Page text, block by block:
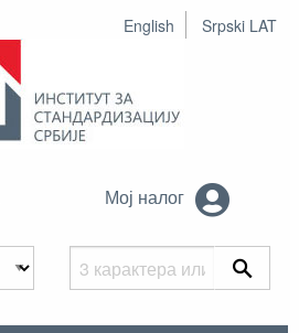
English Srpski LAT
Мој налог